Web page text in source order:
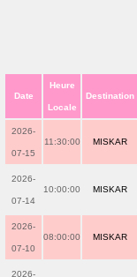
Date
Heure
Locale
Destination
2026-
07-15
11:30:00 MISKAR
2026-
07-14
10:00:00 MISKAR
2026-
07-10
08:00:00 MISKAR
2026-